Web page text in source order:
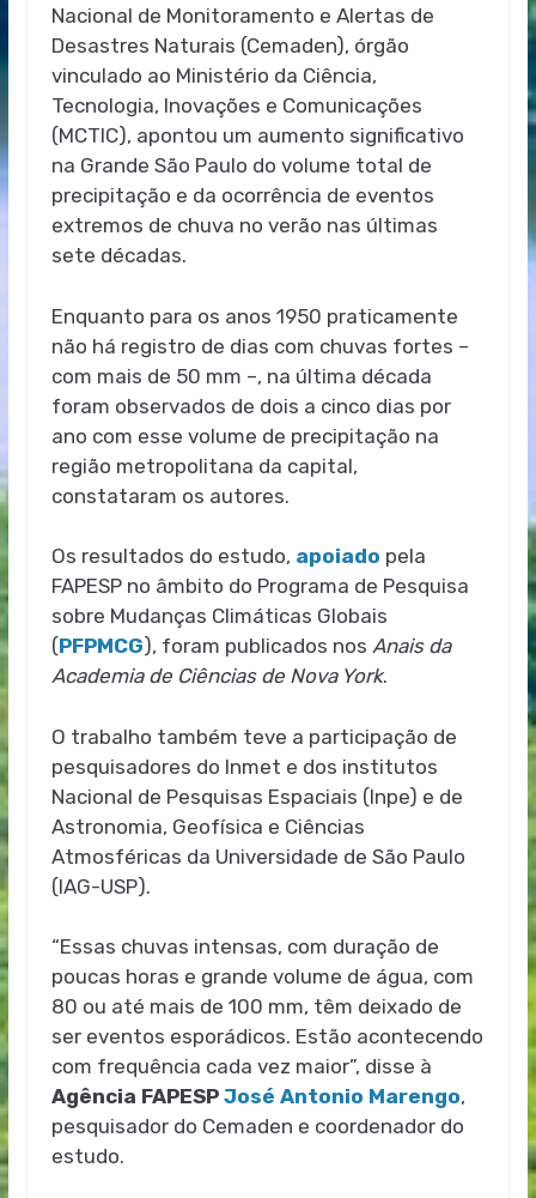
Nacional de Monitoramento e Alertas de
Desastres Naturais (Cemaden), órgão
vinculado ao Ministério da Ciência,
Tecnologia, Inovações e Comunicações
(MCTIC), apontou um aumento significativo
na Grande São Paulo do volume total de
precipitação e da ocorrência de eventos
extremos de chuva no verão nas últimas
sete décadas.
Enquanto para os anos 1950 praticamente
não há registro de dias com chuvas fortes –
com mais de 50 mm –, na última década
foram observados de dois a cinco dias por
ano com esse volume de precipitação na
região metropolitana da capital,
constataram os autores.
Os resultados do estudo, apoiado pela
FAPESP no âmbito do Programa de Pesquisa
sobre Mudanças Climáticas Globais
(PFPMCG), foram publicados nos Anais da
Academia de Ciências de Nova York.
O trabalho também teve a participação de
pesquisadores do Inmet e dos institutos
Nacional de Pesquisas Espaciais (Inpe) e de
Astronomia, Geofísica e Ciências
Atmosféricas da Universidade de São Paulo
(IAG-USP).
“Essas chuvas intensas, com duração de
poucas horas e grande volume de água, com
80 ou até mais de 100 mm, têm deixado de
ser eventos esporádicos. Estão acontecendo
com frequência cada vez maior”, disse à
Agência FAPESP José Antonio Marengo,
pesquisador do Cemaden e coordenador do
estudo.